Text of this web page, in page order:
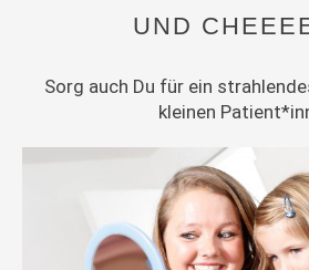
UND
Sorg auch Du für ein
kleinen